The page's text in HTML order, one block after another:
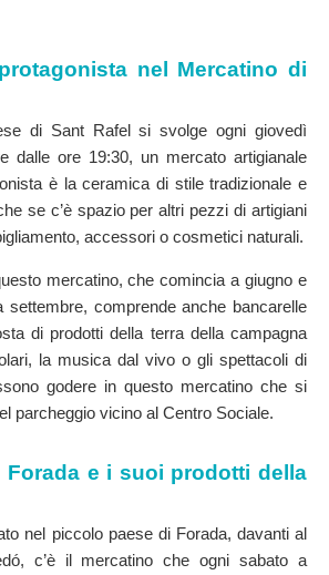
nel Mercatino di
di Sant Rafel si svolge ogni giovedì
dalle ore 19:30, un mercato artigianale
è la ceramica di stile tradizionale e
se c’è spazio per altri pezzi di artigiani
accessori o cosmetici naturali.
mercatino, che comincia a giugno e
settembre, comprende anche bancarelle
di prodotti della terra della campagna
la musica dal vivo o gli spettacoli di
godere in questo mercatino che si
parcheggio vicino al Centro Sociale.
Forada e i suoi prodotti della
nel piccolo paese di Forada, davanti al
c’è il mercatino che ogni sabato a